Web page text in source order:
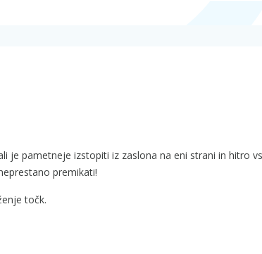
je pametneje izstopiti iz zaslona na eni strani in hitro
premikati!
točk.